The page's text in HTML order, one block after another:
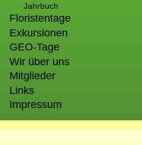
Jahrbuch
Floristentage
Exkursionen
GEO-Tage
Wir über uns
Mitglieder
Links
Impressum